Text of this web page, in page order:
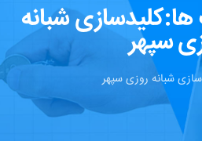
شبانه
سپهر
شبانه روزی سپهر